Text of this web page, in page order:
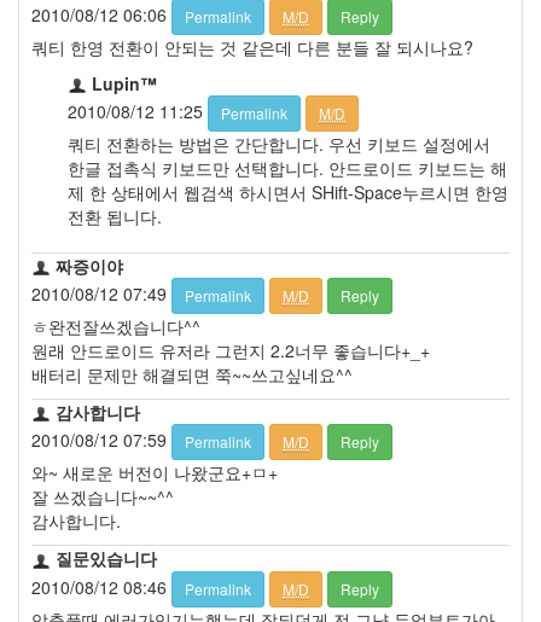
2010/08/12 06:06
Permalink M/D Reply
쿼티 한영 전환이 안되는 것 같은데 다른 분들 잘 되시나요?
Lupin™
2010/08/12 11:25
Permalink M/D
쿼티 전환하는 방법은 간단합니다. 우선 키보드 설정에서
한글 접촉식 키보드만 선택합니다. 안드로이드 키보드는 해
제 한 상태에서 웹검색 하시면서 SHift-Space누르시면 한영
전환 됩니다.
짜증이야
2010/08/12 07:49
Permalink M/D Reply
ㅎ완전잘쓰겠습니다^^
원래 안드로이드 유저라 그런지 2.2너무 좋습니다+_+
배터리 문제만 해결되면 쭉~~쓰고싶네요^^
감사합니다
2010/08/12 07:59
Permalink M/D Reply
와~ 새로운 버전이 나왔군요+ㅁ+
잘 쓰겠습니다~~^^
감사합니다.
질문있습니다
2010/08/12 08:46
Permalink M/D Reply